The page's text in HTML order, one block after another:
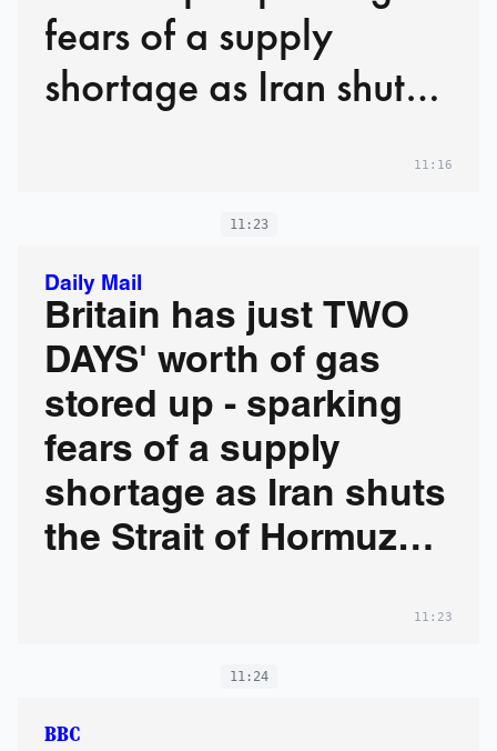
fears of a supply
shortage as Iran shuts
and bombards gas and
oil refineries
11:16
11:23
Daily Mail
Britain has just TWO
DAYS' worth of gas
stored up - sparking
fears of a supply
shortage as Iran shuts
the Strait of Hormuz
11:23
11:24
BBC